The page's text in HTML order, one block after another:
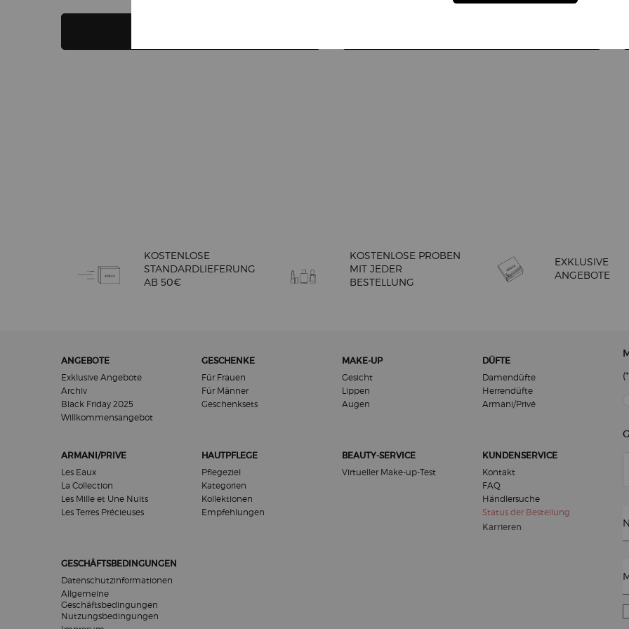
KOSTENLOSE
STANDARDLIEFERUNG
AB 50€
KOSTENLOSE PROBEN
MIT JEDER
BESTELLUNG
EXKLUSIVE
ANGEBOTE
ANGEBOTE
Exklusive Angebote
Archiv
Black Friday 2025
Willkommensangebot​
GESCHENKE
Für Frauen
Für Männer
Geschenksets
MAKE-UP
Gesicht
Lippen
Augen
DÜFTE
Damendüfte
Herrendüfte
Armani/Privé
ARMANI/PRIVE
Les Eaux
La Collection
Les Mille et Une Nuits
Les Terres Précieuses
HAUTPFLEGE
Pflegeziel
Kategorien
Kollektionen
Empfehlungen
BEAUTY-SERVICE
Virtueller Make-up-Test
KUNDENSERVICE
Kontakt
FAQ
Händlersuche
Status der Bestellung
Karrieren
GESCHÄFTSBEDINGUNGEN
Datenschutzinformationen
Allgemeine
Geschäftsbedingungen
Nutzungsbedingungen